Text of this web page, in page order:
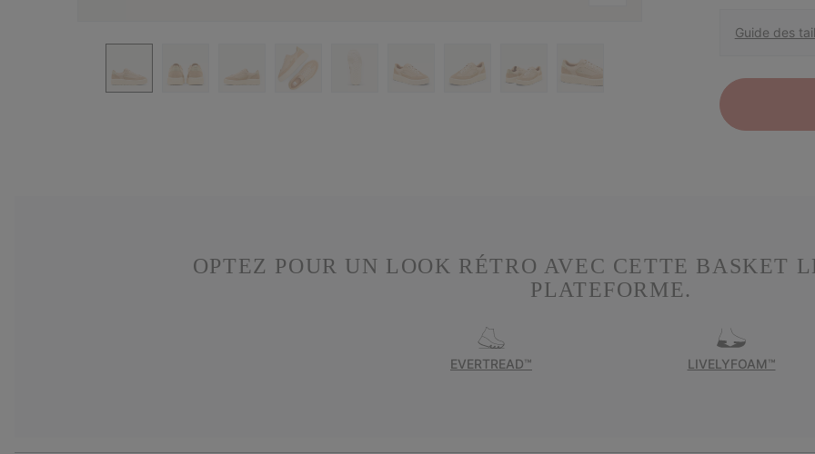
Guide des
OPTEZ POUR UN LOOK RÉTRO AVEC CETTE BASKET
PLATEFORME.
EVERTREAD™ LIVELYFOAM™